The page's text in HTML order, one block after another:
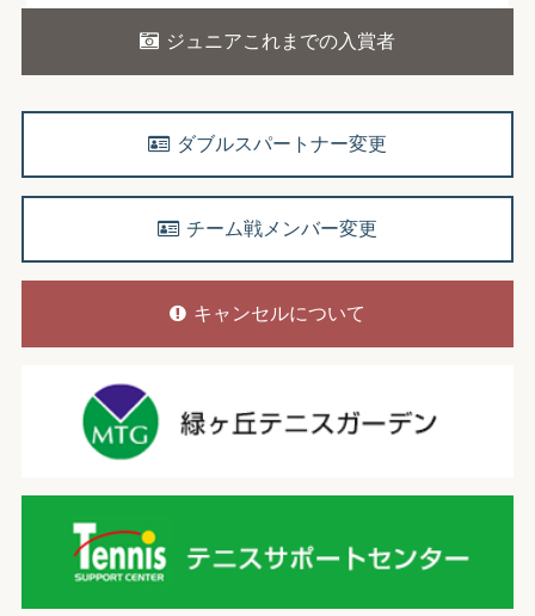
ジュニアこれまでの入賞者
ダブルスパートナー変更
チーム戦メンバー変更
キャンセルについて